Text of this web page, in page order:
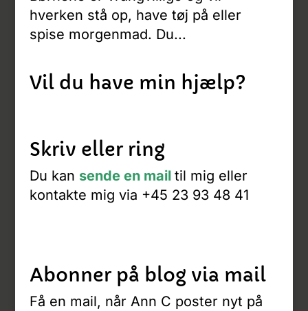
hverken stå op, have tøj på eller
spise morgenmad. Du...
Vil du have min hjælp?
Skriv eller ring
Du kan sende en mail til mig eller
kontakte mig via +45 23 93 48 41
Abonner på blog via mail
Få en mail, når Ann C poster nyt på